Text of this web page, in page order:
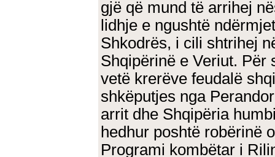
gjë që mund të arrihej
lidhje e ngushtë
Shkodrës, i cili shtrihej
Shqipërinë e Veriut. Për
vetë krerëve feudalë
shkëputjes nga
arrit dhe Shqipëria
hedhur poshtë robërinë
Programi kombëtar i